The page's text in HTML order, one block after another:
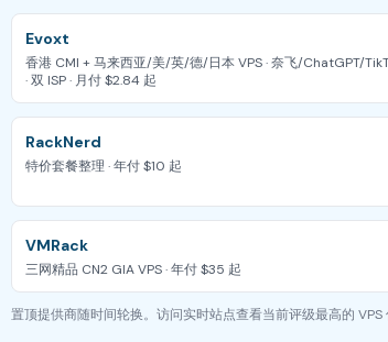
Evoxt
香港 CMI + 马来西亚/美/英/德/日本 VPS · 奈飞/ChatGPT/
· 双 ISP · 月付 $2.84 起
RackNerd
特价套餐整理 · 年付 $10 起
VMRack
三网精品 CN2 GIA VPS · 年付 $35 起
置顶提供商随时间轮换。访问实时站点查看当前评级最高的 VPS